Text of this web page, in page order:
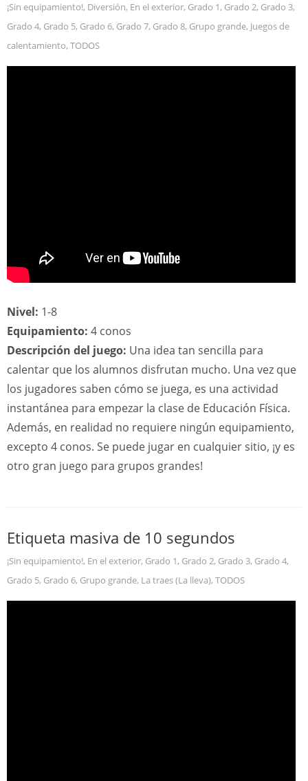
¡Sin equipamiento!, Diversión, En el exterior, Grado 1, Grado 2, Grado 3,
Grado 4, Grado 5, Grado 6, Grado 7, Grado 8, Grupo grande, Juegos de
calentamiento, TODOS
Nivel: 1-8
Equipamiento: 4 conos
Descripción del juego: Una idea tan sencilla para
calentar que los alumnos disfrutan mucho. Una vez que
los jugadores saben cómo se juega, es una actividad
instantánea para empezar la clase de Educación Física.
Además, en realidad no requiere ningún equipamiento,
excepto 4 conos. Se puede jugar en cualquier sitio, ¡y es
otro gran juego para grupos grandes!
Etiqueta masiva de 10 segundos
¡Sin equipamiento!, En el exterior, Grado 1, Grado 2, Grado 3, Grado 4,
Grado 5, Grado 6, Grupo grande, La traes (La lleva), TODOS